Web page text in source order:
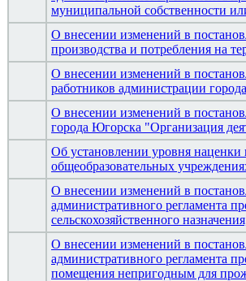
муниципальной собственности
О внесении изменений в
производства и потребления на
О внесении изменений в
работников администрации
О внесении изменений в
города Югорска "Организация
Об установлении уровня
общеобразовательных
О внесении изменений в
административного регламента
сельскохозяйственного
О внесении изменений в
административного регламента
помещения непригодным для